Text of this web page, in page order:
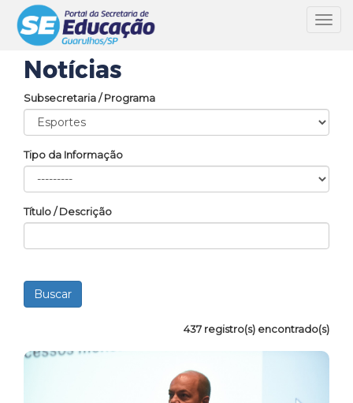
Notícias
Subsecretaria / Programa
Tipo da Informação
Título / Descrição
437 registro(s) encontrado(s)